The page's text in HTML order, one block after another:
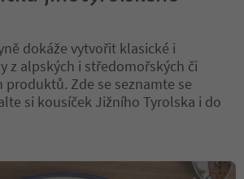
dokáže vytvořit klasické i
z alpských i středomořských či
Zde se seznamte se
si kousíček Jižního Tyrolska i do